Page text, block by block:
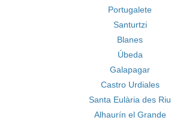
Portugalete
Santurtzi
Blanes
Úbeda
Galapagar
Castro Urdiales
Santa Eulària des Riu
Alhaurín el Grande